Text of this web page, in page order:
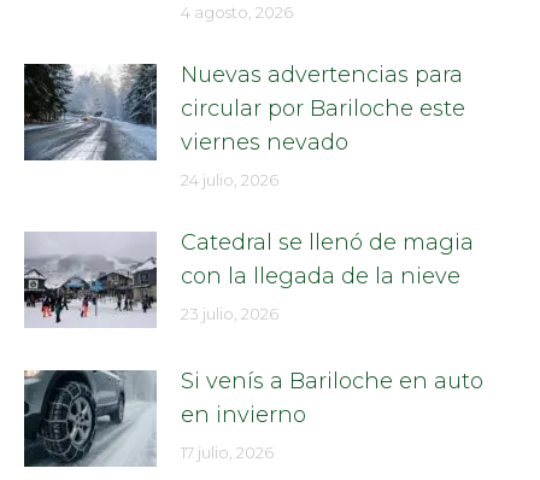
4 agosto, 2026
Nuevas advertencias para
circular por Bariloche este
viernes nevado
24 julio, 2026
Catedral se llenó de magia
con la llegada de la nieve
23 julio, 2026
Si venís a Bariloche en auto
en invierno
17 julio, 2026